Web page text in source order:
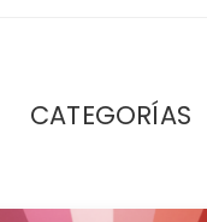
CATEGORÍAS